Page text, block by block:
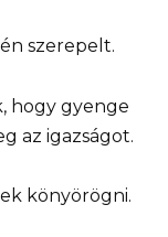
szerepelt.
hogy gyenge
az igazságot.
könyörögni.